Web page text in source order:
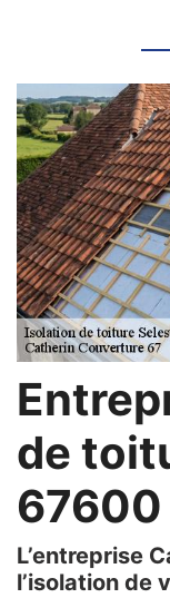
de
67600
L’entreprise
l’isolation de